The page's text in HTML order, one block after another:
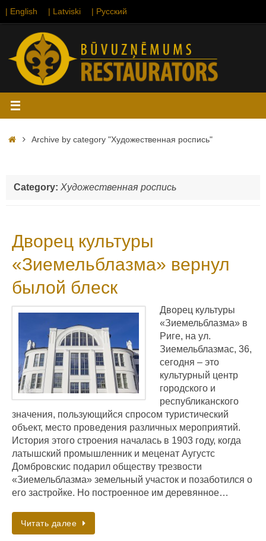
to
| English | Latviski | Русский
HomeArchive by category "Художественная роспись"
Category: Художественная роспись
Дворец культуры
«Зиемельблазма» вернул
былой блеск
Дворец культуры
«Зиемельблазма» в
Риге, на ул.
Зиемельблазмас, 36,
сегодня – это
культурный центр
городского и
республиканского
значения, пользующийся спросом туристический
объект, место проведения различных мероприятий.
История этого строения началась в 1903 году, когда
латышский промышленник и меценат Аугустс
Домбровскис подарил обществу трезвости
«Зиемельблазма» земельный участок и позаботился о
его застройке. Но построенное им деревянное…
Читать далее